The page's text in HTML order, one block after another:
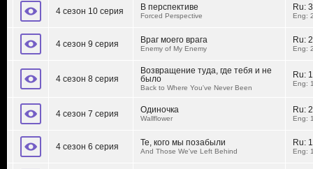
4 сезон 10 серия В перспективе
Forced Perspective
Ru:
Eng:
4 сезон 9 серия Враг моего врага
Enemy of My Enemy
Ru:
Eng:
4 сезон 8 серия
Возвращение туда, где тебя и не
было
Back to Where You've Never Been
Ru:
Eng:
4 сезон 7 серия Одиночка
Wallflower
Ru:
Eng:
4 сезон 6 серия Те, кого мы позабыли
And Those We've Left Behind
Ru:
Eng: